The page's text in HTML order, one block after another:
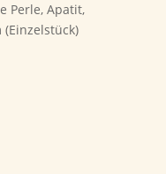
Perle, Apatit,